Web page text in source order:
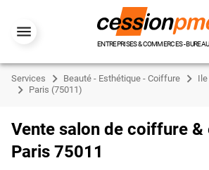
ENTREPRISES & COMMERCES -
Services Beauté - Esthétique - Coiffure
Paris (75011)
Vente salon de coiffure &
Paris 75011